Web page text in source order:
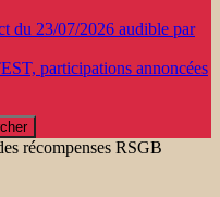
du 23/07/2026 audible par
participations annoncées
récompenses RSGB